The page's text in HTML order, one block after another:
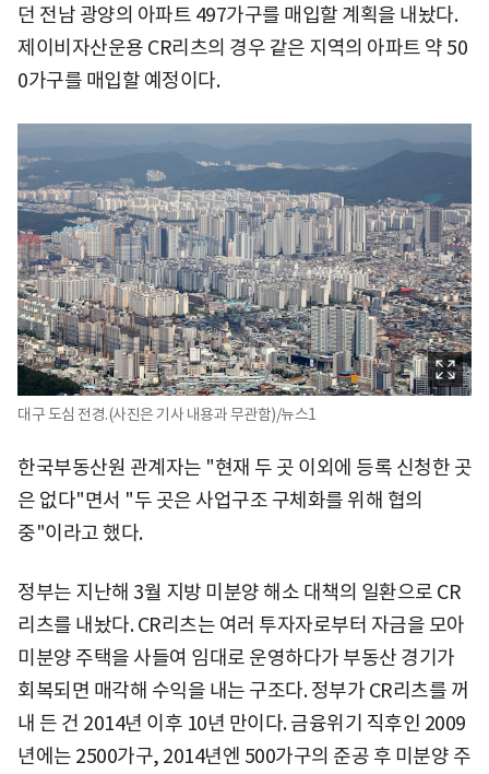
던 전남 광양의 아파트 497가구를 매입할 계획을 내놨다.
제이비자산운용 CR리츠의 경우 같은 지역의 아파트 약 50
0가구를 매입할 예정이다.
대구 도심 전경.(사진은 기사 내용과 무관함)/뉴스1
한국부동산원 관계자는 "현재 두 곳 이외에 등록 신청한 곳
은 없다"면서 "두 곳은 사업구조 구체화를 위해 협의
중"이라고 했다.
정부는 지난해 3월 지방 미분양 해소 대책의 일환으로 CR
리츠를 내놨다. CR리츠는 여러 투자자로부터 자금을 모아
미분양 주택을 사들여 임대로 운영하다가 부동산 경기가
회복되면 매각해 수익을 내는 구조다. 정부가 CR리츠를 꺼
내 든 건 2014년 이후 10년 만이다. 금융위기 직후인 2009
년에는 2500가구, 2014년엔 500가구의 준공 후 미분양 주